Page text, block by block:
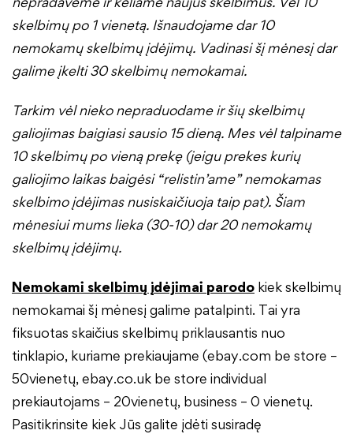
skelbimų po 1 vienetą. Išnaudojame dar 10
nemokamų skelbimų įdėjimų. Vadinasi šį mėnesį dar
galime įkelti 30 skelbimų nemokamai.
Tarkim vėl nieko nepraduodame ir šių skelbimų
galiojimas baigiasi sausio 15 dieną. Mes vėl talpiname
10 skelbimų po vieną prekę (jeigu prekes kurių
galiojimo laikas baigėsi “relistin’ame” nemokamas
skelbimo įdėjimas nusiskaičiuoja taip pat). Šiam
mėnesiui mums lieka (30-10) dar 20 nemokamų
skelbimų įdėjimų.
Nemokami skelbimų įdėjimai parodo kiek skelbimų
nemokamai šį mėnesį galime patalpinti. Tai yra
fiksuotas skaičius skelbimų priklausantis nuo
tinklapio, kuriame prekiaujame (ebay.com be store –
50vienetų, ebay.co.uk be store individual
prekiautojams – 20vienetų, business – 0 vienetų.
Pasitikrinsite kiek Jūs galite įdėti susiradę